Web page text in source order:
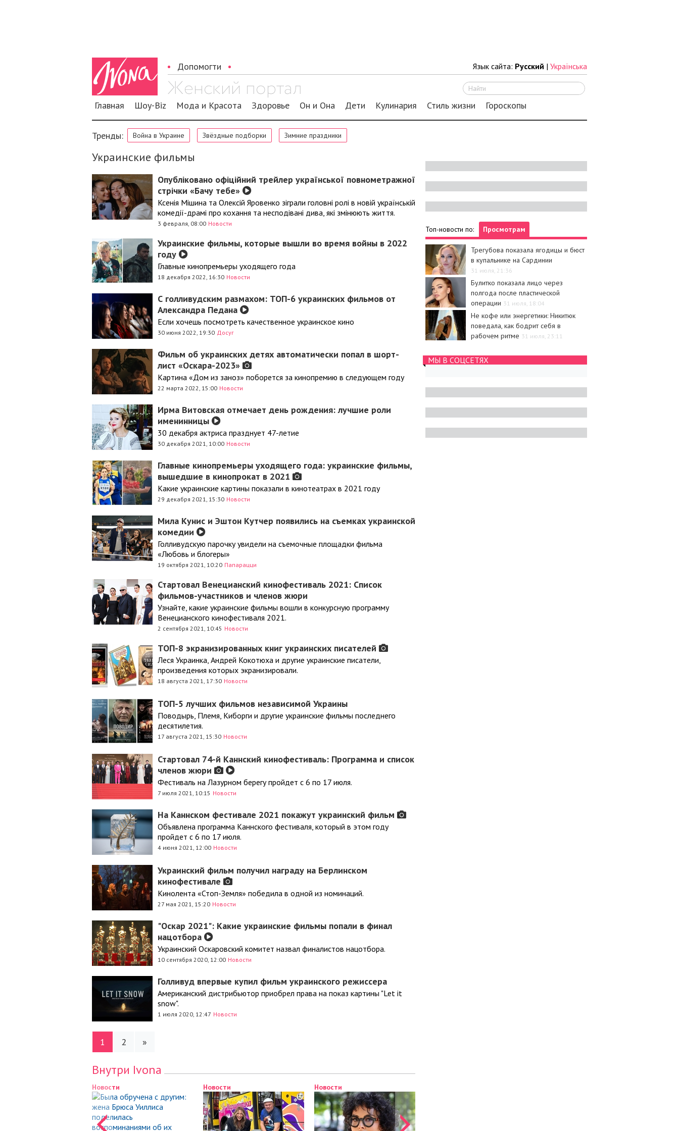
Допомогти Язык сайта: Русский | Українська
Главная Шоу-Biz Мода и Красота Здоровье Он и Она Дети Кулинария Стиль жизни Гороскопы
Тренды: Война в Украине Звёздные подборки Зимние праздники
Украинские фильмы
Опубліковано офіційний трейлер української повнометражної
стрічки «Бачу тебе»
Ксенія Мішина та Олексій Яровенко зіграли головні ролі в новій українській
комедії-драмі про кохання та несподівані дива, які змінюють життя.
3 февраля, 08:00 Новости
Украинские фильмы, которые вышли во время войны в 2022
году
Главные кинопремьеры уходящего года
18 декабря 2022, 16:30 Новости
С голливудским размахом: ТОП-6 украинских фильмов от
Александра Педана
Если хочешь посмотреть качественное украинское кино
30 июня 2022, 19:30 Досуг
Фильм об украинских детях автоматически попал в шорт-
лист «Оскара-2023»
Картина «Дом из заноз» поборется за кинопремию в следующем году
22 марта 2022, 15:00 Новости
Ирма Витовская отмечает день рождения: лучшие роли
именинницы
30 декабря актриса празднует 47-летие
30 декабря 2021, 10:00 Новости
Главные кинопремьеры уходящего года: украинские фильмы,
вышедшие в кинопрокат в 2021
Какие украинские картины показали в кинотеатрах в 2021 году
29 декабря 2021, 15:30 Новости
Мила Кунис и Эштон Кутчер появились на съемках украинской
комедии
Голливудскую парочку увидели на съемочные площадки фильма
«Любовь и блогеры»
19 октября 2021, 10:20 Папарацци
Стартовал Венецианский кинофестиваль 2021: Список
фильмов-участников и членов жюри
Узнайте, какие украинские фильмы вошли в конкурсную программу
Венецианского кинофестиваля 2021.
2 сентября 2021, 10:45 Новости
ТОП-8 экранизированных книг украинских писателей
Леся Украинка, Андрей Кокотюха и другие украинские писатели,
произведения которых экранизировали.
18 августа 2021, 17:30 Новости
ТОП-5 лучших фильмов независимой Украины
Поводырь, Племя, Киборги и другие украинские фильмы последнего
десятилетия.
17 августа 2021, 15:30 Новости
Стартовал 74-й Каннский кинофестиваль: Программа и список
членов жюри
Фестиваль на Лазурном берегу пройдет с 6 по 17 июля.
7 июля 2021, 10:15 Новости
На Каннском фестивале 2021 покажут украинский фильм
Объявлена программа Каннского фестиваля, который в этом году
пройдет с 6 по 17 июля.
4 июня 2021, 12:00 Новости
Украинский фильм получил награду на Берлинском
кинофестивале
Кинолента «Стоп-Земля» победила в одной из номинаций.
27 мая 2021, 15:20 Новости
"Оскар 2021": Какие украинские фильмы попали в финал
нацотбора
Украинский Оскаровский комитет назвал финалистов нацотбора.
10 сентября 2020, 12:00 Новости
Голливуд впервые купил фильм украинского режиссера
Американский дистрибьютор приобрел права на показ картины "Let it
snow".
1 июля 2020, 12:47 Новости
1 2 »
Внутри Ivona
Новости Новости Новости
Новости Новости
Топ-новости по: Просмотрам
Трегубова показала ягодицы и бюст
в купальнике на Сардинии
31 июля, 21:36
Булитко показала лицо через
полгода после пластической
операции 31 июля, 18:04
Не кофе или энергетики: Никитюк
поведала, как бодрит себя в
рабочем ритме 31 июля, 23:11
МЫ В СОЦСЕТЯХ